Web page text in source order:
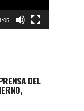
DEL